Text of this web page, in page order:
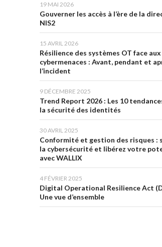
19 MAI 2026
Gouverner les accès à l’ère de la
NIS2
15 AVRIL 2026
Résilience des systèmes OT face aux
cybermenaces : Avant, pendant et
l’incident
9 DÉCEMBRE 2025
Trend Report 2026 : Les 10
la sécurité des identités
30 AVRIL 2025
Conformité et gestion des risques :
la cybersécurité et libérez votre
avec WALLIX
4 FÉVRIER 2025
Digital Operational Resilience Act
Une vue d’ensemble